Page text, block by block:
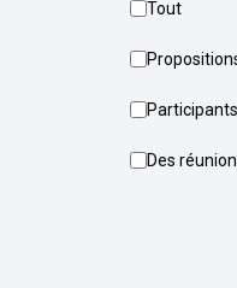
Tout
Participants
Des